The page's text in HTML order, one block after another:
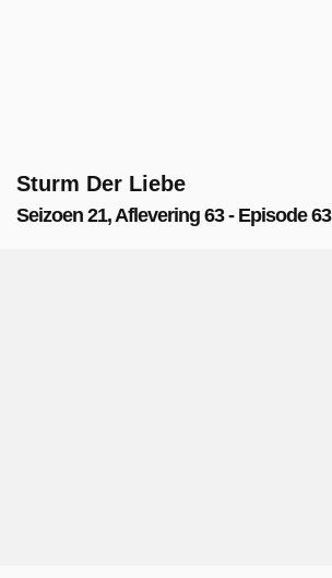
Sturm Der Liebe
Seizoen 21, Aflevering 63 - Episode 63